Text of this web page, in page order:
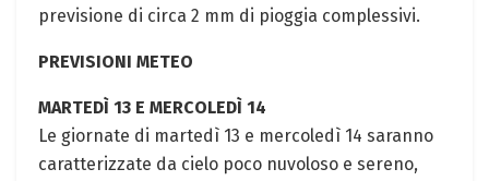
previsione di circa 2 mm di pioggia complessivi.
PREVISIONI METEO
MARTEDÌ 13 E MERCOLEDÌ 14
Le giornate di martedì 13 e mercoledì 14 saranno
caratterizzate da cielo poco nuvoloso e sereno,